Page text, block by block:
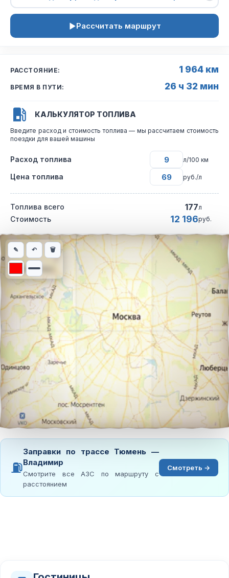
Рассчитать маршрут
РАССТОЯНИЕ: 1 964 км
ВРЕМЯ В ПУТИ: 26 ч 32 мин
КАЛЬКУЛЯТОР ТОПЛИВА
Введите расход и стоимость топлива — мы рассчитаем стоимость
поездки для вашей машины
Расход топлива л/100 км
Цена топлива руб./л
Топлива всего 177л
Стоимость 12 196руб.
Интерактивная карта автомобильного маршрута из города
✎ ↶ 🗑
⛽
Заправки по трассе Тюмень —
Владимир
Смотрите все АЗС по маршруту с
расстоянием
Смотреть →